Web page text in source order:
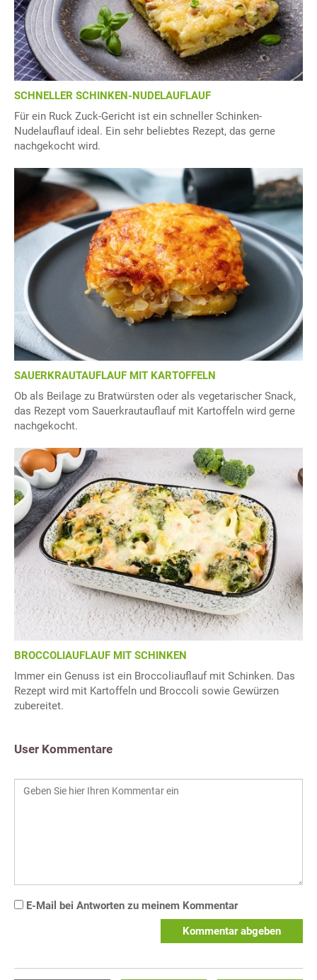
SCHNELLER SCHINKEN-NUDELAUFLAUF
Für ein Ruck Zuck-Gericht ist ein schneller Schinken-
Nudelauflauf ideal. Ein sehr beliebtes Rezept, das gerne
nachgekocht wird.
SAUERKRAUTAUFLAUF MIT KARTOFFELN
Ob als Beilage zu Bratwürsten oder als vegetarischer Snack,
das Rezept vom Sauerkrautauflauf mit Kartoffeln wird gerne
nachgekocht.
BROCCOLIAUFLAUF MIT SCHINKEN
Immer ein Genuss ist ein Broccoliauflauf mit Schinken. Das
Rezept wird mit Kartoffeln und Broccoli sowie Gewürzen
zubereitet.
User Kommentare
E-Mail bei Antworten zu meinem Kommentar
Kommentar abgeben